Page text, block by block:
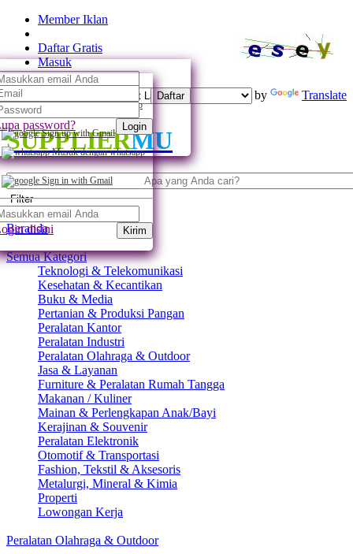
Member Iklan
Daftar Gratis
Daftar
Daftar dengan whatsapp
Sign up with Gmail
Masuk
password? Login
Masuk dengan whatsapp
Sign in with Gmail
disini Kirim
Powered by Translate
SUPPLIERMU
Filter
Beranda
Semua Kategori
Teknologi & Telekomunikasi
Kesehatan & Kecantikan
Buku & Media
Pertanian & Produksi Pangan
Peralatan Kantor
Peralatan Industri
Peralatan Olahraga & Outdoor
Jasa & Layanan
Furniture & Peralatan Rumah Tangga
Makanan / Kuliner
Mainan & Perlengkapan Anak/Bayi
Kerajinan & Souvenir
Peralatan Elektronik
Otomotif & Transportasi
Fashion, Tekstil & Aksesoris
Metalurgi, Mineral & Kimia
Properti
Lowongan Kerja
Peralatan Olahraga & Outdoor